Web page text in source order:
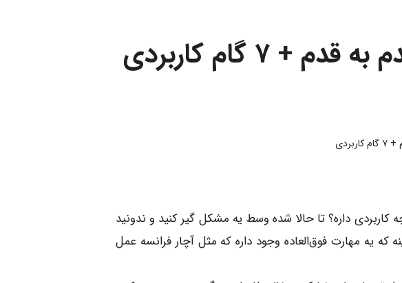
گام کاربردی
داره؟ تا حالا شده وسط یه مشکل گیر کنید و ندونید
یه مهارت فوق‌العاده وجود داره که مثل آچار فرانسه عمل